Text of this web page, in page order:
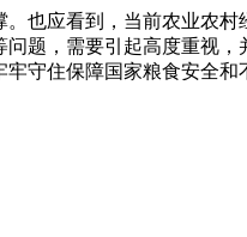
也应看到，当前农业农
题，需要引起高度重视
守住保障国家粮食安全